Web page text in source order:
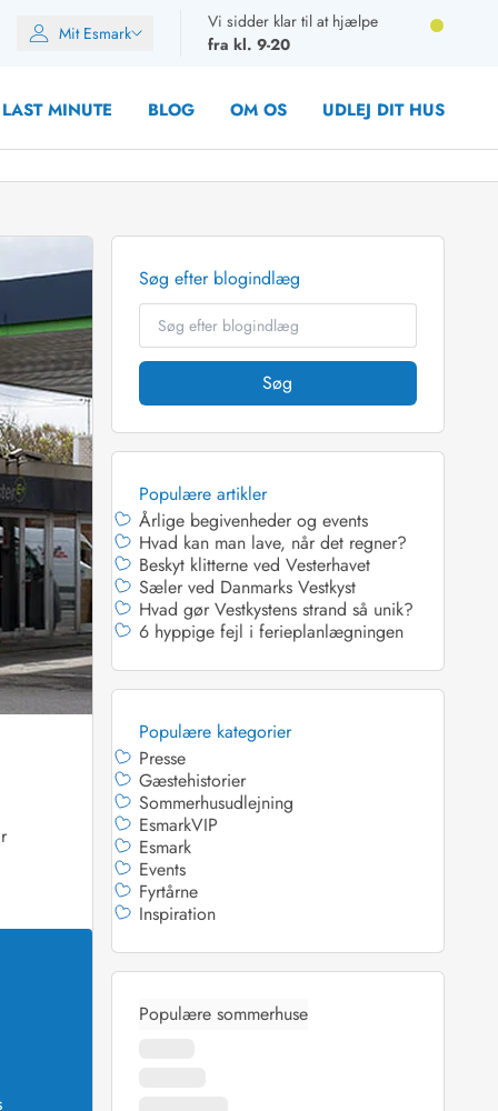
Mit Esmark
Vi sidder klar til at hjælpe
fra kl. 9-20
LAST MINUTE BLOG OM OS UDLEJ DIT HUS
Søg efter blogindlæg
Søg
Populære artikler
Årlige begivenheder og events
Hvad kan man lave, når det regner?
Beskyt klitterne ved Vesterhavet
Sæler ved Danmarks Vestkyst
Hvad gør Vestkystens strand så unik?
6 hyppige fejl i ferieplanlægningen
Populære kategorier
Presse
Gæstehistorier
Sommerhusudlejning
EsmarkVIP
Esmark
Events
Fyrtårne
Inspiration
Populære sommerhuse